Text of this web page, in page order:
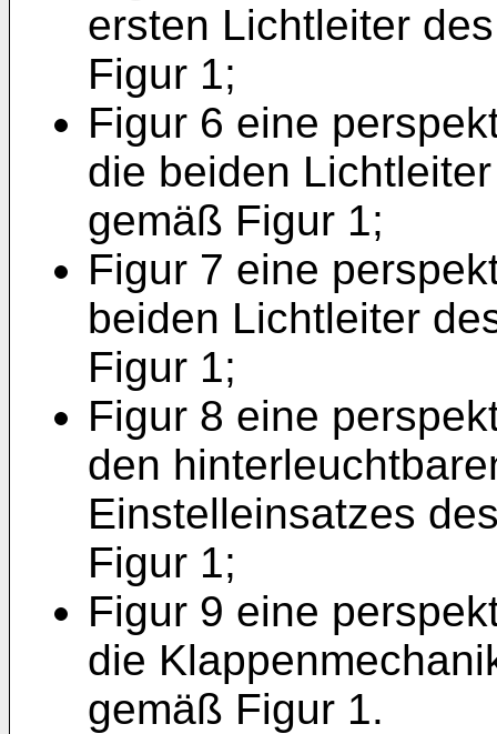
ersten Lichtleiter
Figur 1;
Figur 6 eine
die beiden
gemäß Figur 1;
Figur 7 eine
beiden Lichtleiter
Figur 1;
Figur 8 eine
den
Einstelleinsatzes
Figur 1;
Figur 9 eine
die
gemäß Figur 1.